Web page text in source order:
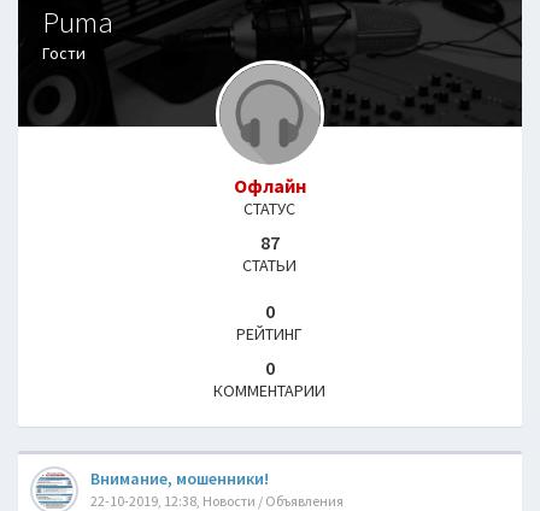
Puma
Гости
Офлайн
СТАТУС
87
СТАТЬИ
0
РЕЙТИНГ
0
КОММЕНТАРИИ
Внимание, мошенники!
22-10-2019, 12:38, Новости / Объявления